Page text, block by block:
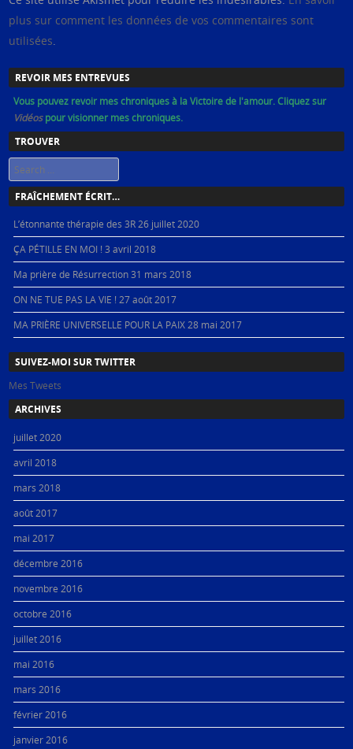
plus sur comment les données de vos commentaires sont
utilisées.
REVOIR MES ENTREVUES
Vous pouvez revoir mes chroniques à la Victoire de l'amour. Cliquez sur
Vidéospour visionner mes chroniques.
TROUVER
Search
FRAÎCHEMENT ÉCRIT…
L’étonnante thérapie des 3R 26 juillet 2020
ÇA PÉTILLE EN MOI !3 avril 2018
Ma prière de Résurrection31 mars 2018
ON NE TUE PAS LA VIE ! 27 août 2017
MA PRIÈRE UNIVERSELLE POUR LA PAIX 28 mai 2017
SUIVEZ-MOI SUR TWITTER
Mes Tweets
ARCHIVES
juillet 2020
avril 2018
mars 2018
août 2017
mai 2017
décembre 2016
novembre 2016
octobre 2016
juillet 2016
mai 2016
mars 2016
février 2016
janvier 2016